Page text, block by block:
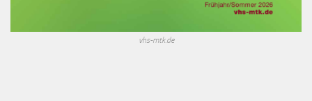
vhs-mtk.de